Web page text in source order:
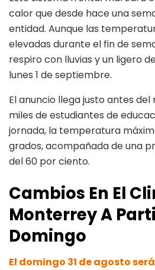
calor que desde hace una
entidad. Aunque las
elevadas durante el fin de
respiro con lluvias y un ligero
lunes 1 de septiembre.
El anuncio llega justo antes
miles de estudiantes de
jornada, la temperatura
grados, acompañada de una
del 60 por ciento.
Cambios En El
Monterrey A
Domingo
El domingo 31 de agosto